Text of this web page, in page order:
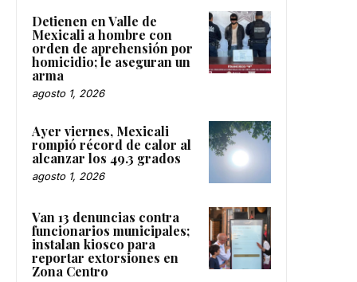
Detienen en Valle de
Mexicali a hombre con
orden de aprehensión por
homicidio; le aseguran un
arma
agosto 1, 2026
Ayer viernes, Mexicali
rompió récord de calor al
alcanzar los 49.3 grados
agosto 1, 2026
Van 13 denuncias contra
funcionarios municipales;
instalan kiosco para
reportar extorsiones en
Zona Centro